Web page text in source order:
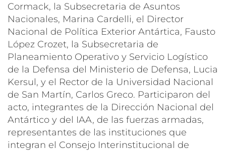
Cormack, la Subsecretaria de Asuntos
Nacionales, Marina Cardelli, el Director
Nacional de Política Exterior Antártica, Fausto
López Crozet, la Subsecretaria de
Planeamiento Operativo y Servicio Logístico
de la Defensa del Ministerio de Defensa, Lucia
Kersul, y el Rector de la Universidad Nacional
de San Martín, Carlos Greco. Participaron del
acto, integrantes de la Dirección Nacional del
Antártico y del IAA, de las fuerzas armadas,
representantes de las instituciones que
integran el Consejo Interinstitucional de